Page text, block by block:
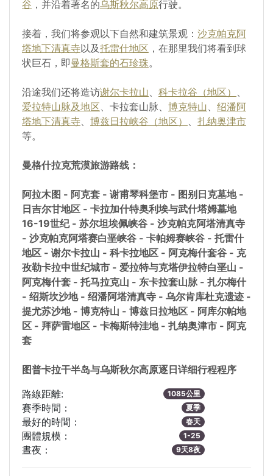
谷 ，并沿着著名的乌斯秋尔高原行驶。
接着，我们将参观以下自然和建筑景观： 沙克帕克阿
塔地下清真寺以及托雷什地区 ，在那里我们将看到球
状巨石，即曼格斯套的石珍珠。
沿途我们还将造访谢尔卡拉山、 科卡拉谷（地区） 、
爱拉特山脉及地区、卡拉套山脉、 博克特山、 绍潘阿
塔地下清真寺、 博兹日拉峡谷（地区） 、 扎纳奥津市
等。
曼格什拉克荒漠旅游路线：
阿拉木图 - 阿克套 - 谢甫琴科堡市 - 图别日克墓地 -
日吉尔甘地区 - 卡拉加什特奥利埃与武什塔姆墓地
16-19世纪 - 苏尔坦埃佩峡谷 - 沙克帕克阿塔清真寺
- 沙克帕克阿塔赛白垩峡谷 - 卡帕姆赛峡谷 - 托雷什
地区 - 谢尔卡拉山 - 科卡拉地区 - 阿克梅什套谷 - 克
孜勒卡拉中世纪城市 - 爱拉特与克塔伊拉特白垩山 -
阿克梅什套 - 托马拉克山 - 东卡拉套山脉 - 扎尔梅什
- 绍斯坎沙地 - 绍潘阿塔清真寺 - 乌尔肯库杜克遗迹 -
提尤苏沙地 - 博克特山 - 博兹日拉地区 - 阿库尔帕地
区 - 拜萨雷地区 - 卡梅斯特洼地 - 扎纳奥津市 - 阿克
套
图普卡拉干半岛与乌斯秋尔高原逐日详细行程程序
路線距離:
1085公里
賽季時間： 夏季
最好的時間： 春天
團體規模： 1-25
晝夜： 9天8夜